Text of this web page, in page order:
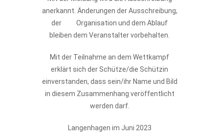
anerkannt. Änderungen der Ausschreibung,
der Organisation und dem Ablauf
bleiben dem Veranstalter vorbehalten.
Mit der Teilnahme an dem Wettkampf
erklärt sich der Schütze/die Schützin
einverstanden, dass sein/ihr Name und Bild
in diesem Zusammenhang veröffentlicht
werden darf.
Langenhagen im Juni 2023